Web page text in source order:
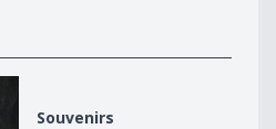
Souvenirs